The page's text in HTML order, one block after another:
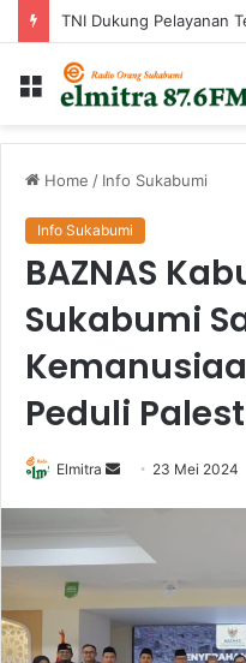
Menu
Home / Info Sukabumi
Info Sukabumi
BAZNAS
Sukabumi
Peduli
Elmitra
Send 23 Mei 2024